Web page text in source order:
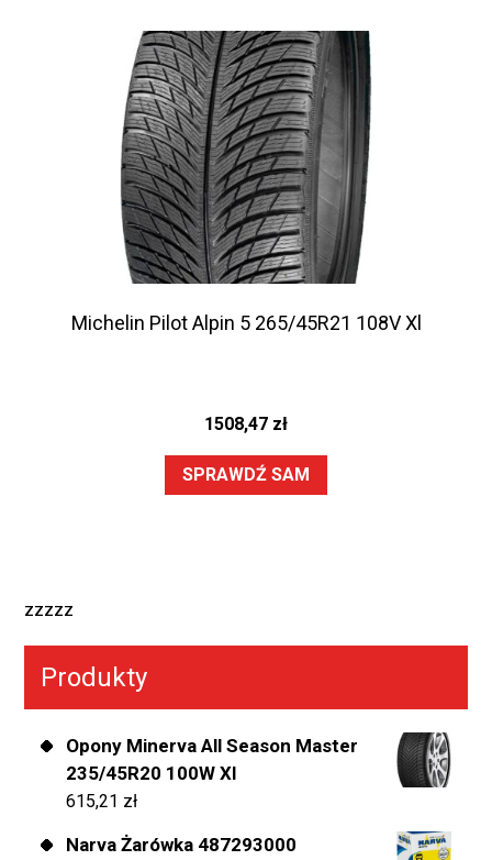
Michelin Pilot Alpin 5 265/45R21 108V Xl
1508,47 zł
SPRAWDŹ SAM
zzzzz
Produkty
Opony Minerva All Season Master
235/45R20 100W Xl
615,21 zł
Narva Żarówka 487293000